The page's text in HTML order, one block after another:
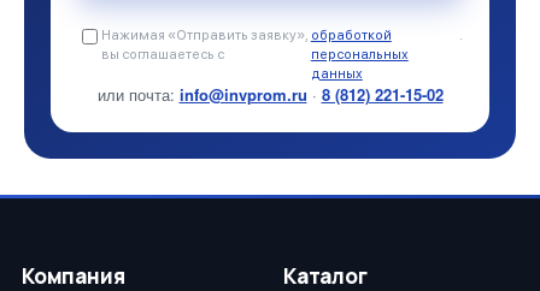
Нажимая «Отправить заявку»,
вы соглашаетесь с
обработкой
персональных
данных
.
или почта: info@invprom.ru · 8 (812) 221-15-02
Компания Каталог